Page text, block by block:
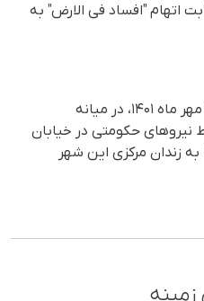
اتهام "افساد فی الارض" به
شعیب میربلوچ زهی، در روز ۱۳ مهر ماه ۱۴۰۱، در میانه
نیروهای حکومتی در خیابان
زندان مرکزی این شهر
زمینه